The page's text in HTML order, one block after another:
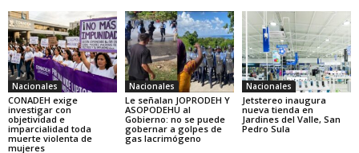
Nacionales
CONADEH exige
investigar con
objetividad e
imparcialidad toda
muerte violenta de
mujeres
Nacionales
Le señalan JOPRODEH Y
ASOPODEHU al
Gobierno: no se puede
gobernar a golpes de
gas lacrimógeno
Nacionales
Jetstereo inaugura
nueva tienda en
Jardines del Valle, San
Pedro Sula